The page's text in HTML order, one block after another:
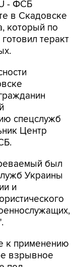
который по
теракт
спецслужб
Центр
был
и
к применению
под
вещества